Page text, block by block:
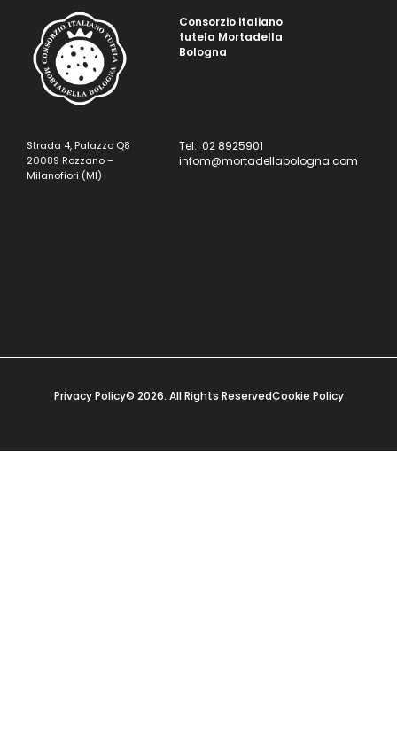
Consorzio italiano
tutela Mortadella
Bologna
Strada 4, Palazzo Q8
20089 Rozzano –
Milanofiori (MI)
Tel: 02 8925901
infom@mortadellabologna.com
Privacy Policy© 2026. All Rights ReservedCookie Policy